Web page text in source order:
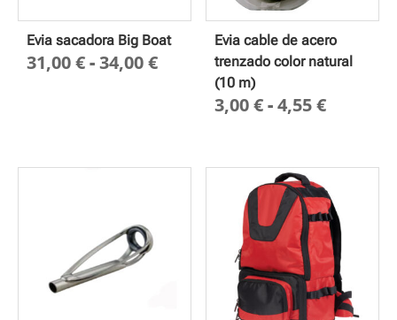
Evia sacadora Big Boat
31,00€-34,00€Rango
precios:
hasta
Evia cable de acero
trenzado color natural
(10 m)
3,00€-4,55€Rango
desde
3,00 €
hasta
4,55 €